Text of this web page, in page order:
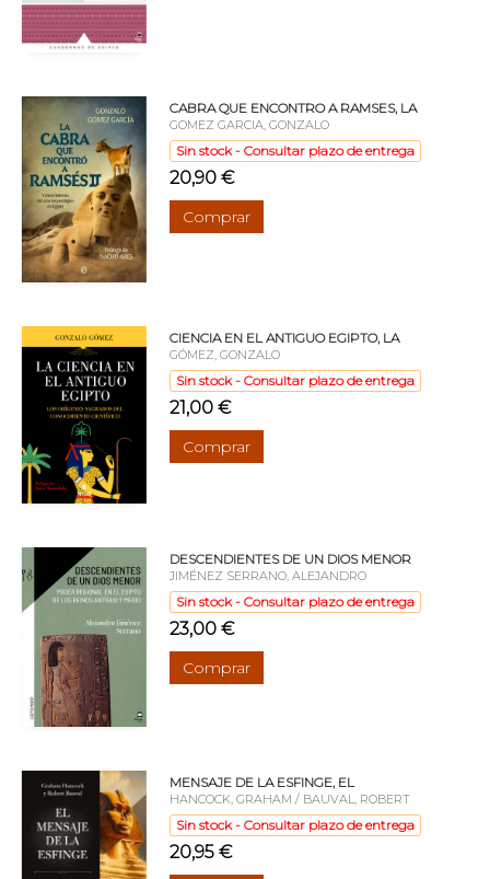
CABRA QUE ENCONTRO A RAMSES, LA
GOMEZ GARCIA, GONZALO
Sin stock - Consultar plazo de entrega
20,90 €
Comprar
CIENCIA EN EL ANTIGUO EGIPTO, LA
GÓMEZ, GONZALO
Sin stock - Consultar plazo de entrega
21,00 €
Comprar
DESCENDIENTES DE UN DIOS MENOR
JIMÉNEZ SERRANO, ALEJANDRO
Sin stock - Consultar plazo de entrega
23,00 €
Comprar
MENSAJE DE LA ESFINGE, EL
HANCOCK, GRAHAM / BAUVAL, ROBERT
Sin stock - Consultar plazo de entrega
20,95 €